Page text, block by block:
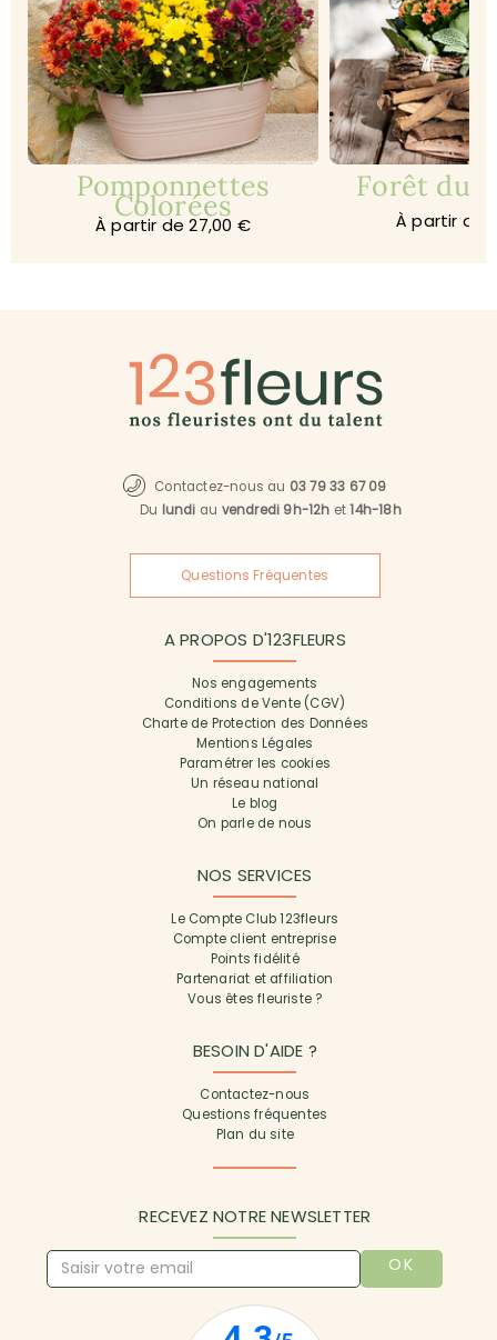
Pomponnettes
Colorées
À partir de 27,00 €
Forêt du
À partir de
Contactez-nous au 03 79 33 67 09
Du lundi au vendredi 9h-12h et14h-18h
Questions Fréquentes
A PROPOS D'123FLEURS
Nos engagements
Conditions de Vente (CGV)
Charte de Protection des Données
Mentions Légales
Paramétrer les cookies
Un réseau national
Le blog
On parle de nous
NOS SERVICES
Le Compte Club 123fleurs
Compte client entreprise
Points fidélité
Partenariat et affiliation
Vous êtes fleuriste ?
BESOIN D'AIDE ?
Contactez-nous
Questions fréquentes
Plan du site
RECEVEZ NOTRE NEWSLETTER
OK